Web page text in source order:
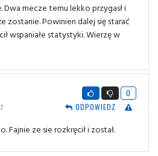
Dwa mecze temu lekko przygasł i
zostanie. Powinien dalej się starać
wspaniałe statystyki. Wierzę w
0
ODPOWIEDZ
Fajnie ze sie rozkręcił i został.